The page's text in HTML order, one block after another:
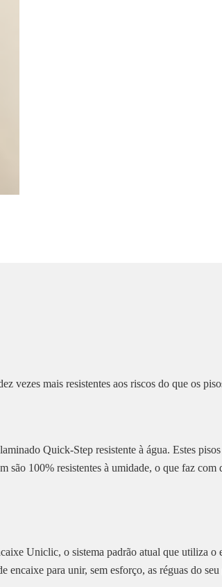
vezes mais resistentes aos riscos do que os
Quick-Step resistente à água. Estes
são 100% resistentes à umidade, o que faz com
Uniclic, o sistema padrão atual que utiliza o
para unir, sem esforço, as réguas do